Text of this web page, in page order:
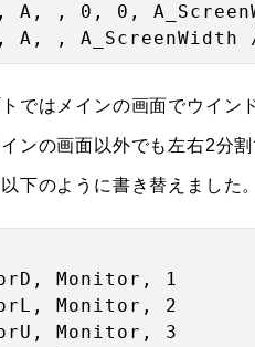
A, , 0, 0,
ではメインの画面でウイ
ンの画面以外でも左右2分
下のように書き替えました。
Monitor, 1
Monitor, 2
Monitor, 3